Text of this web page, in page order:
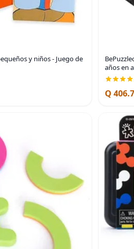
y niños - Juego de
años en
Q